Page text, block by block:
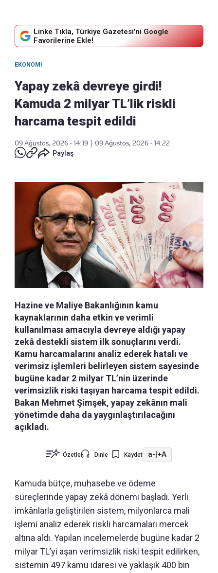
Linke Tıkla, Türkiye Gazetesi'ni Google
Favorilerine Ekle!
EKONOMI
Yapay zekâ devreye girdi!
Kamuda 2 milyar TL’lik riskli
harcama tespit edildi
09 Ağustos, 2026 - 14:19
09 Ağustos, 2026 - 14:22
Paylaş
Hazine ve Maliye Bakanlığının kamu
kaynaklarının daha etkin ve verimli
kullanılması amacıyla devreye aldığı yapay
zekâ destekli sistem ilk sonuçlarını verdi.
Kamu harcamalarını analiz ederek hatalı ve
verimsiz işlemleri belirleyen sistem sayesinde
bugüne kadar 2 milyar TL’nin üzerinde
verimsizlik riski taşıyan harcama tespit edildi.
Bakan Mehmet Şimşek, yapay zekânın mali
yönetimde daha da yaygınlaştırılacağını
açıkladı.
Özetle Dinle Kaydet a- +A
Kamuda bütçe, muhasebe ve ödeme
süreçlerinde yapay zekâ dönemi başladı. Yerli
imkânlarla geliştirilen sistem, milyonlarca mali
işlemi analiz ederek riskli harcamaları mercek
altına aldı. Yapılan incelemelerde bugüne kadar 2
milyar TL’yi aşan verimsizlik riski tespit edilirken,
sistemin 497 kamu idaresi ve yaklaşık 400 bin